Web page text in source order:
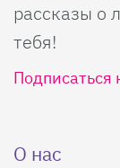
рассказы о
тебя!
Подписаться
О нас